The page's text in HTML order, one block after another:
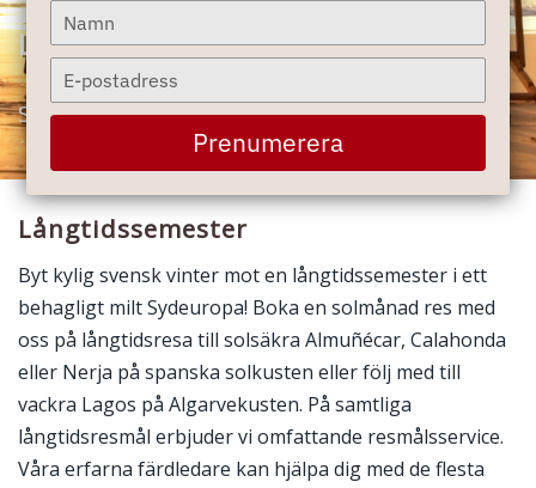
Långtidssemester
Sommarnöje på vintern - ditt andra hem i solen
Långtidssemester
Byt kylig svensk vinter mot en långtidssemester i ett
behagligt milt Sydeuropa! Boka en solmånad res med
oss på långtidsresa till solsäkra Almuñécar, Calahonda
eller Nerja på spanska solkusten eller följ med till
vackra Lagos på Algarvekusten. På samtliga
långtidsresmål erbjuder vi omfattande resmålsservice.
Våra erfarna färdledare kan hjälpa dig med de flesta
Type
your
name
Type
your
email
Prenumerera